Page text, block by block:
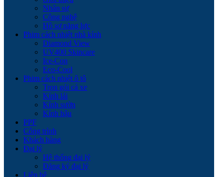
Nhân sự
Công nghệ
Hồ sơ năng lực
Phim cách nhiệt nhà kính
Diamond View
UV400 Skincare
Ice-Con
Eco-Cool
Phim cách nhiệt ô tô
Trọn gói cả xe
Kính lái
Kính sườn
Kính hậu
PPF
Công trình
Khách hàng
Đại lý
Hệ thống đại lý
Đăng ký đại lý
Liên hệ